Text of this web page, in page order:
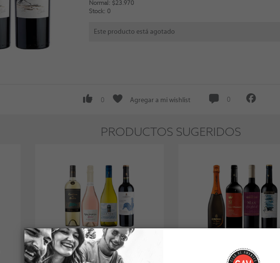
Normal: $23.970
Stock: 0
Este producto está agotado
0 Agregar a mi wishlist 0
PRODUCTOS SUGERIDOS
Pack Liquidación #6 Pack Liquidación #1